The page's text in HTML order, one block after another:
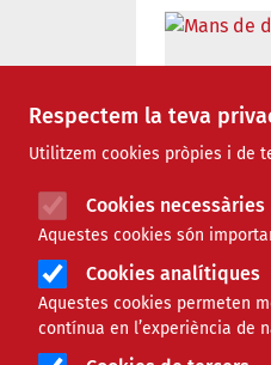
Respectem la teva
Utilitzem cookies pròpies i de
Cookies necessàries
Aquestes cookies són
Cookies analítiques
Aquestes cookies permeten
contínua en l’experiència de